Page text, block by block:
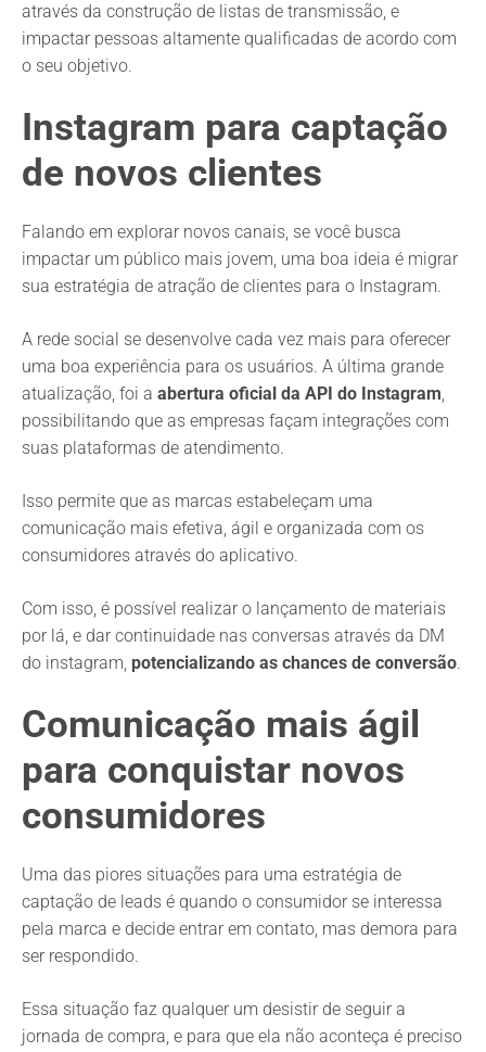
através da construção de listas de transmissão, e
impactar pessoas altamente qualificadas de acordo com
o seu objetivo.
Instagram para captação
de novos clientes
Falando em explorar novos canais, se você busca
impactar um público mais jovem, uma boa ideia é migrar
sua estratégia de atração de clientes para o Instagram.
A rede social se desenvolve cada vez mais para oferecer
uma boa experiência para os usuários. A última grande
atualização, foi a abertura oficial da API do Instagram,
possibilitando que as empresas façam integrações com
suas plataformas de atendimento.
Isso permite que as marcas estabeleçam uma
comunicação mais efetiva, ágil e organizada com os
consumidores através do aplicativo.
Com isso, é possível realizar o lançamento de materiais
por lá, e dar continuidade nas conversas através da DM
do instagram, potencializando as chances de conversão.
Comunicação mais ágil
para conquistar novos
consumidores
Uma das piores situações para uma estratégia de
captação de leads é quando o consumidor se interessa
pela marca e decide entrar em contato, mas demora para
ser respondido.
Essa situação faz qualquer um desistir de seguir a
jornada de compra, e para que ela não aconteça é preciso